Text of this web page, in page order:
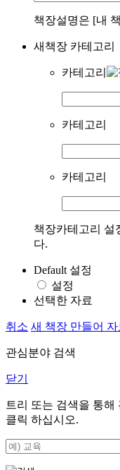
책장설명은 [내
새책장 카테고리
카테고리
카테고리
카테고리
책장카테고리 설
다.
Default 설정
설정
선택한 자료
취소 새 책장 만들어 자
관심분야 검색
닫기
트리 또는 검색을 통
클릭 하십시오.